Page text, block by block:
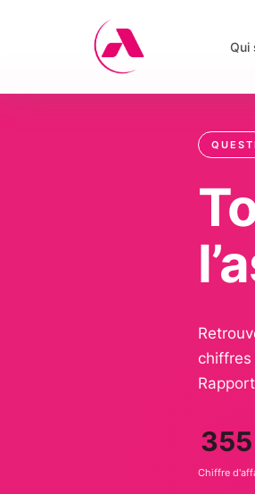
Qui
Chiffre